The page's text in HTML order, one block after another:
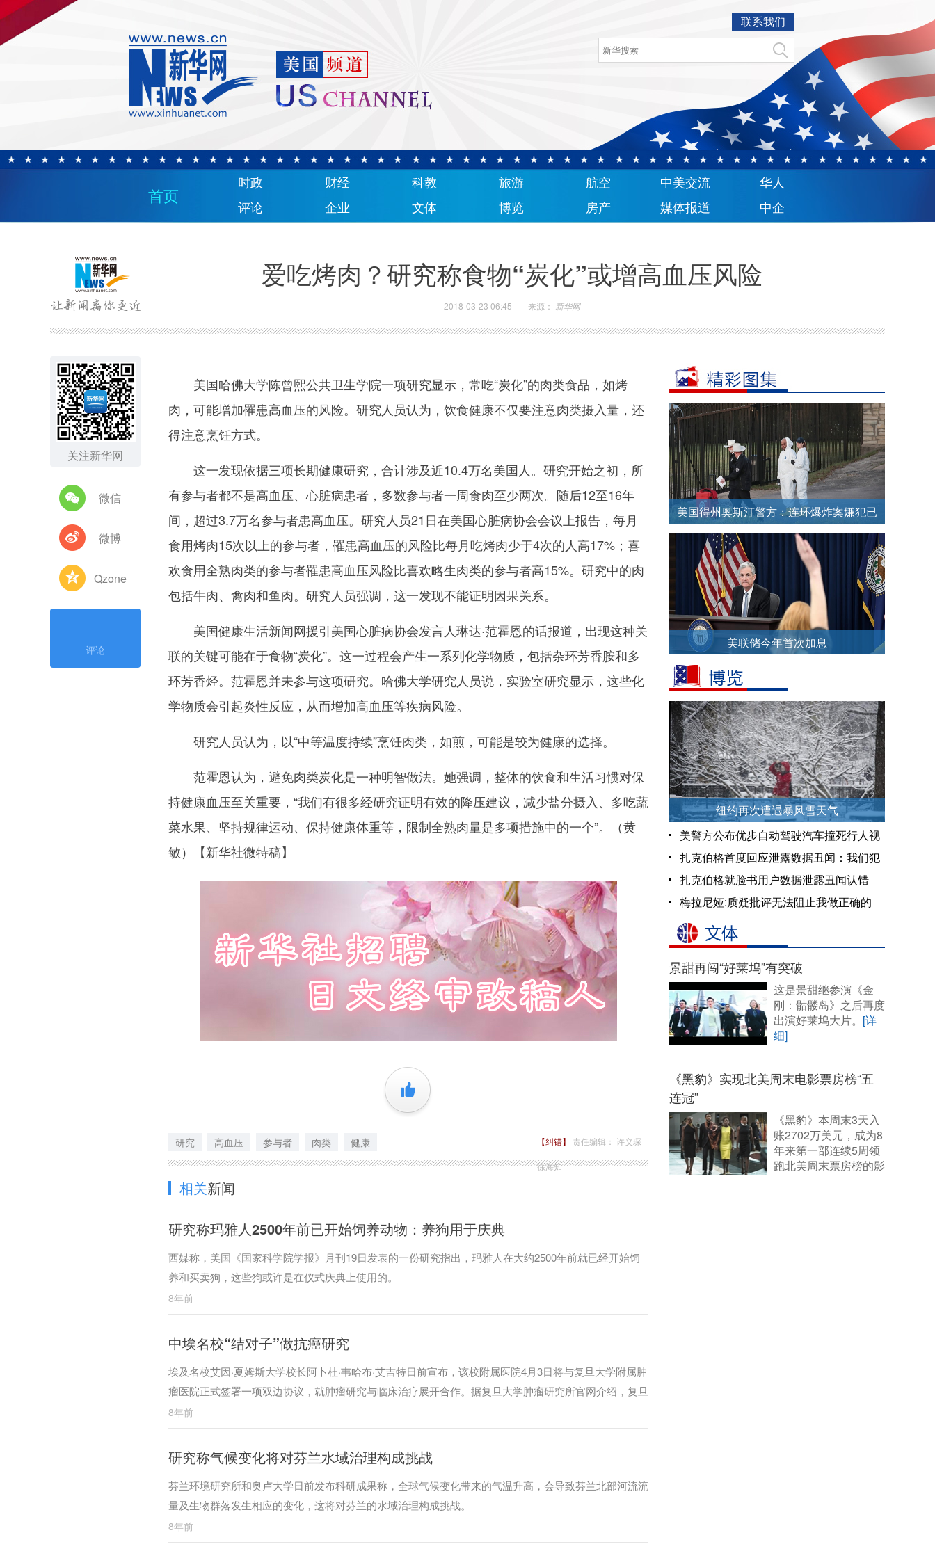
联系我们
首页
时政 财经 科教 旅游 航空 中美交流
华人
评论
企业 文体 博览 房产 媒体报道 中企
爱吃烤肉？研究称食物“炭化”或增高血压风险
2018-03-23 06:45 来源： 新华网
关注新华网
微信
微博
Qzone
评论
美国哈佛大学陈曾熙公共卫生学院一项研究显示，常吃“炭化”的肉类食品，如烤
肉，可能增加罹患高血压的风险。研究人员认为，饮食健康不仅要注意肉类摄入量，还
得注意烹饪方式。
这一发现依据三项长期健康研究，合计涉及近10.4万名美国人。研究开始之初，所
有参与者都不是高血压、心脏病患者，多数参与者一周食肉至少两次。随后12至16年
间，超过3.7万名参与者患高血压。研究人员21日在美国心脏病协会会议上报告，每月
食用烤肉15次以上的参与者，罹患高血压的风险比每月吃烤肉少于4次的人高17%；喜
欢食用全熟肉类的参与者罹患高血压风险比喜欢略生肉类的参与者高15%。研究中的肉
包括牛肉、禽肉和鱼肉。研究人员强调，这一发现不能证明因果关系。
美国健康生活新闻网援引美国心脏病协会发言人琳达·范霍恩的话报道，出现这种关
联的关键可能在于食物“炭化”。这一过程会产生一系列化学物质，包括杂环芳香胺和多
环芳香烃。范霍恩并未参与这项研究。哈佛大学研究人员说，实验室研究显示，这些化
学物质会引起炎性反应，从而增加高血压等疾病风险。
研究人员认为，以“中等温度持续”烹饪肉类，如煎，可能是较为健康的选择。
范霍恩认为，避免肉类炭化是一种明智做法。她强调，整体的饮食和生活习惯对保
持健康血压至关重要，“我们有很多经研究证明有效的降压建议，减少盐分摄入、多吃蔬
菜水果、坚持规律运动、保持健康体重等，限制全熟肉量是多项措施中的一个”。（黄
敏）【新华社微特稿】
+1
研究 高血压 参与者 肉类 健康 【纠错】 责任编辑： 许义琛
徐海知
相关新闻
研究称玛雅人2500年前已开始饲养动物：养狗用于庆典
西媒称，美国《国家科学院学报》月刊19日发表的一份研究指出，玛雅人在大约2500年前就已经开始饲
养和买卖狗，这些狗或许是在仪式庆典上使用的。
8年前
中埃名校“结对子”做抗癌研究
埃及名校艾因·夏姆斯大学校长阿卜杜·韦哈布·艾吉特日前宣布，该校附属医院4月3日将与复旦大学附属肿
瘤医院正式签署一项双边协议，就肿瘤研究与临床治疗展开合作。据复旦大学肿瘤研究所官网介绍，复旦
大学附属肿瘤医院以治疗乳腺肿瘤见长，拥有一个上海市乳腺肿瘤重点实验室，整合了复旦大学附属肿瘤
医院乳腺外科、上海市乳腺癌临床医学中心和乳腺癌研究所的专业研究团队。
8年前
研究称气候变化将对芬兰水域治理构成挑战
芬兰环境研究所和奥卢大学日前发布科研成果称，全球气候变化带来的气温升高，会导致芬兰北部河流流
量及生物群落发生相应的变化，这将对芬兰的水域治理构成挑战。
8年前
美国得州奥斯汀警方：连环爆炸案嫌犯已
经死亡
美联储今年首次加息
纽约再次遭遇暴风雪天气
美警方公布优步自动驾驶汽车撞死行人视
频
扎克伯格首度回应泄露数据丑闻：我们犯
了一个错误！
扎克伯格就脸书用户数据泄露丑闻认错
梅拉尼娅:质疑批评无法阻止我做正确的
景甜再闯“好莱坞”有突破
这是景甜继参演《金
刚：骷髅岛》之后再度
出演好莱坞大片。 [详
细]
《黑豹》实现北美周末电影票房榜“五
连冠”
《黑豹》本周末3天入
账2702万美元，成为8
年来第一部连续5周领
跑北美周末票房榜的影